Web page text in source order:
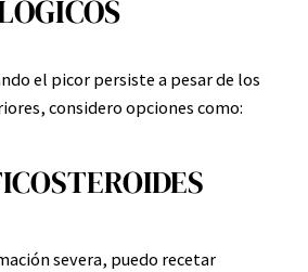
el picor persiste a pesar de los
considero opciones como:
severa, puedo recetar